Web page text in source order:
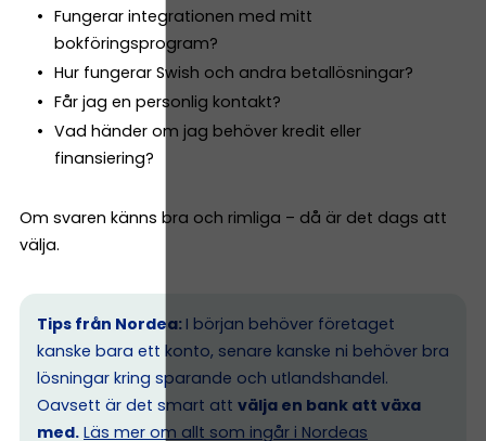
Fungerar integrationen med mitt
bokföringsprogram?
Hur fungerar Swish och andra betallösningar?
Får jag en personlig kontakt?
Vad händer om jag behöver kredit eller
finansiering?
Om svaren känns bra och rimliga – då är det dags att
välja.
Tips från Nordea: I början behöver företaget
kanske bara ett konto, senare kanske ni behöver bra
lösningar kring sparande och utlandshandel.
Oavsett är det smart att välja en bank att växa
med. Läs mer om allt som ingår i Nordeas